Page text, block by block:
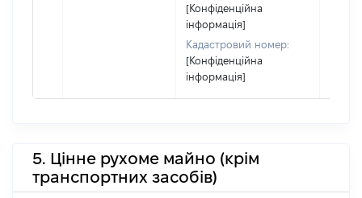
[Конфіденційна
інформація]
Кадастровий номер:
[Конфіденційна
інформація]
5. Цінне рухоме майно (крім
транспортних засобів)